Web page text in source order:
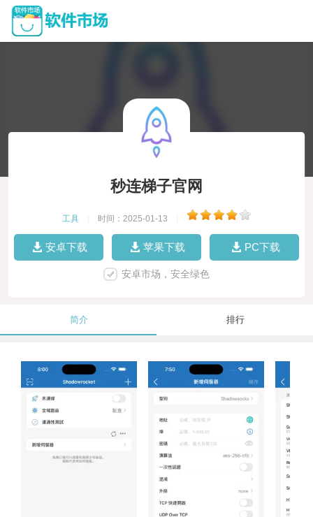
秒连梯子官网
工具 时间：2025-01-13
安卓下载 苹果下载 PC下载
安卓市场，安全绿色
简介 排行